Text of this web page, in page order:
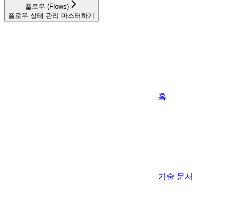
플로우 (Flows)
플로우 상태 관리 마스터하기
홈
기술 문서